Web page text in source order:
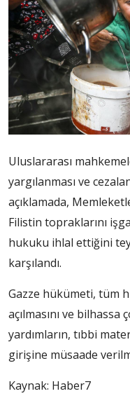
Uluslararası
yargılanması ve
açıklamada,
Filistin topraklarını
hukuku ihlal ettiğini
karşılandı.
Gazze hükümeti, tüm
açılmasını ve
yardımların, tıbbi
girişine müsaade
Kaynak: Haber7